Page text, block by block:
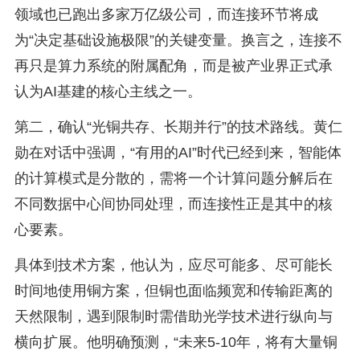
领域也已跑出多家万亿级公司，而连接环节将成
为“决定基础设施极限”的关键变量。换言之，连接不
再只是算力系统的附属配角，而是被产业界正式承
认为AI基建的核心主线之一。
第二，确认“光铜共存、长期并行”的技术路线。黄仁
勋在对话中强调，“有用的AI”时代已经到来，智能体
的计算模式是分散的，需将一个计算问题分解后在
不同数据中心间协同处理，而连接性正是其中的核
心要素。
具体到技术方案，他认为，应尽可能多、尽可能长
时间地使用铜方案，但铜也面临频宽和传输距离的
天然限制，遇到限制时需借助光学技术进行纵向与
横向扩展。他明确预测，“未来5-10年，将有大量铜